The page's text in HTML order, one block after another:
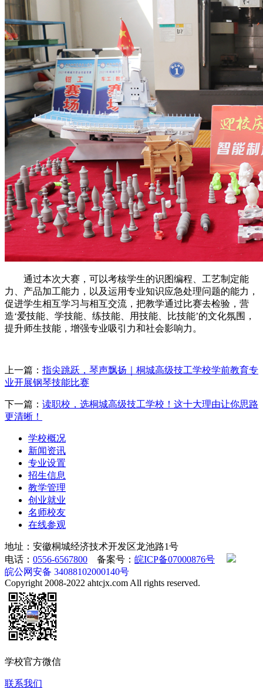
通过本次大赛，可以考核学生的识图编程、工艺制定能
力、产品加工能力，以及运用专业知识应急处理问题的能力，
促进学生相互学习与相互交流，把教学通过比赛去检验，营
造‘爱技能、学技能、练技能、用技能、比技能’的文化氛围，
提升师生技能，增强专业吸引力和社会影响力。
上一篇： 指尖跳跃，琴声飘扬｜桐城高级技工学校学前教育专
业开展钢琴技能比赛
下一篇： 读职校，选桐城高级技工学校！这十大理由让你思路
更清晰！
学校概况
新闻资讯
专业设置
招生信息
教学管理
创业就业
名师校友
在线参观
地址：安徽桐城经济技术开发区龙池路1号
电话： 0556-6567800 备案号： 皖ICP备07000876号
皖公网安备 34088102000140号
Copyright 2008-2022 ahtcjx.com All rights reserved.
学校官方微信
联系我们